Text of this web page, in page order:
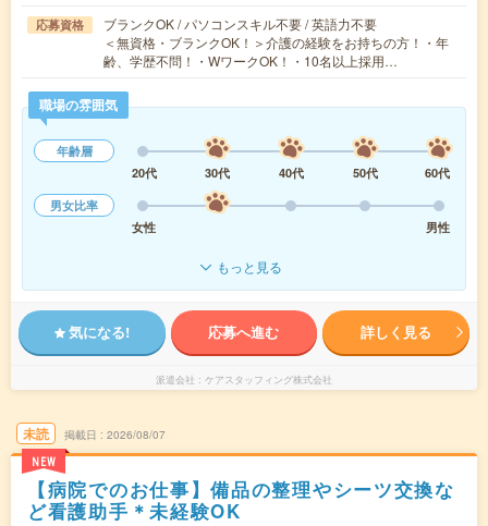
応募資格
ブランクOK / パソコンスキル不要 / 英語力不要
＜無資格・ブランクOK！＞介護の経験をお持ちの方！・年
齢、学歴不問！・WワークOK！・10名以上採用…
職場の雰囲気
年齢層
20代
30代 40代 50代
60代
男女比率
女性
男性
もっと見る
気になる! 応募へ進む 詳しく見る
派遣会社 ケアスタッフィング株式会社
未読
NEW
掲載日 2026/08/07
【病院でのお仕事】備品の整理やシーツ交換な
ど看護助手＊未経験OK